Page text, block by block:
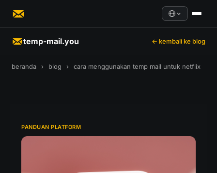
temp-mail.you ← kembali ke blog
beranda › blog › cara menggunakan temp mail untuk netflix
PANDUAN PLATFORM